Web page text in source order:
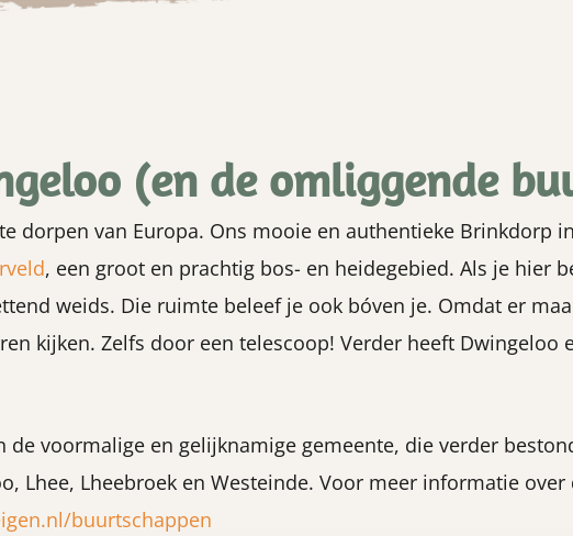
(en de omliggende
dorpen van Europa. Ons mooie en authentieke Brinkdorp
, een groot en prachtig bos- en heidegebied. Als je hier
weids. Die ruimte beleef je ook bóven je. Omdat er
kijken. Zelfs door een telescoop! Verder heeft Dwingeloo
de voormalige en gelijknamige gemeente, die verder
Lhee, Lheebroek en Westeinde. Voor meer informatie
buurtschappen